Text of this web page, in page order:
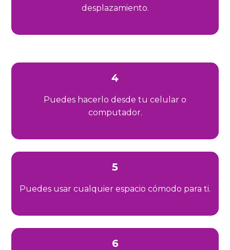
desplazamiento.
4
Puedes hacerlo desde tu celular o
computador.
5
Puedes usar cualquier espacio cómodo para ti.
6